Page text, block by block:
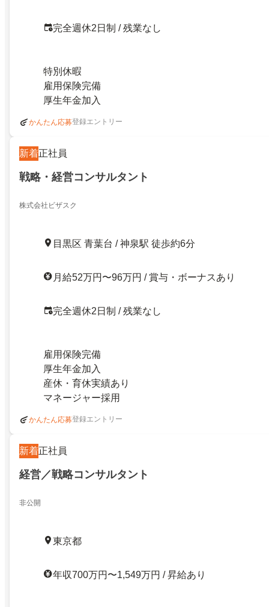
完全週休2日制 / 残業なし
特別休暇
雇用保険完備
厚生年金加入
かんたん応募登録エントリー
新着正社員
戦略・経営コンサルタント
株式会社ビザスク
目黒区 青葉台 / 神泉駅 徒歩約6分
月給52万円〜96万円 / 賞与・ボーナスあり
完全週休2日制 / 残業なし
雇用保険完備
厚生年金加入
産休・育休実績あり
マネージャー採用
かんたん応募登録エントリー
新着正社員
経営／戦略コンサルタント
非公開
東京都
年収700万円〜1,549万円 / 昇給あり